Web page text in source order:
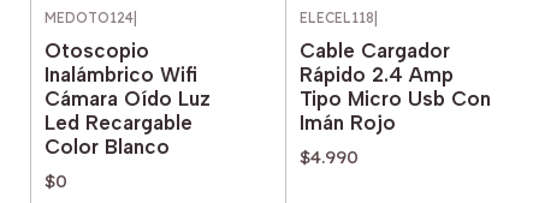
MEDOTO124
Otoscopio
Inalámbrico Wifi
Cámara Oído Luz
Led Recargable
Color Blanco
$0
ELECEL118
Cable Cargador
Rápido 2.4 Amp
Tipo Micro Usb Con
Imán Rojo
$4.990